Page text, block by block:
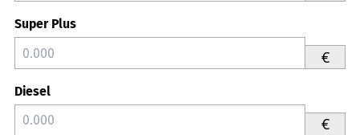
Super Plus
€
Diesel
€